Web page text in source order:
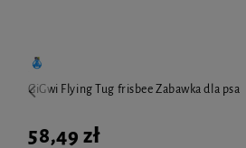
GiGwi Flying Tug frisbee Zabawka dla psa
58,49 zł